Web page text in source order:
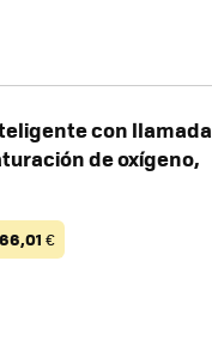
con llamada
de oxígeno,
€